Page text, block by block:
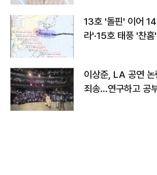
13호 '돌핀' 이어 14
라'·15호 태풍 '찬
이상준, LA 공연
죄송…연구하고 공